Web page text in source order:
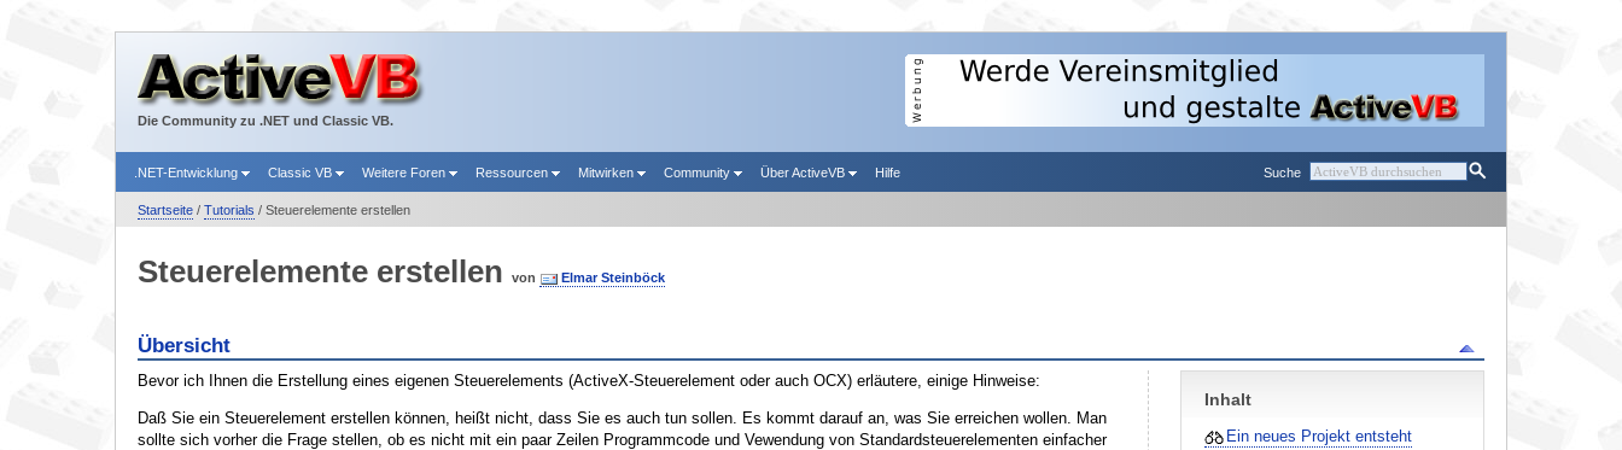
Die Community zu .NET und Classic VB.
Suche
.NET-Entwicklung Classic VB Weitere Foren Ressourcen Mitwirken Community Über ActiveVB Hilfe
Startseite/ Tutorials / Steuerelemente erstellen
Steuerelemente erstellen von Elmar Steinböck
Übersicht
Bevor ich Ihnen die Erstellung eines eigenen Steuerelements (ActiveX-Steuerelement oder auch OCX) erläutere, einige Hinweise:
Daß Sie ein Steuerelement erstellen können, heißt nicht, dass Sie es auch tun sollen. Es kommt darauf an, was Sie erreichen wollen. Man
sollte sich vorher die Frage stellen, ob es nicht mit ein paar Zeilen Programmcode und Vewendung von Standardsteuerelementen einfacher
Inhalt
Ein neues Projekt entsteht